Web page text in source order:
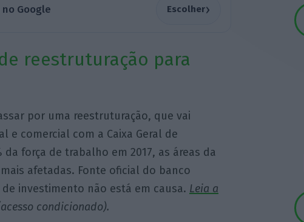
Google Escolher›
reestruturação para
por uma reestruturação, que vai
e comercial com a Caixa Geral de
força de trabalho em 2017, as áreas da
afetadas. Fonte oficial do banco
investimento não está em causa. Leia a
condicionado).